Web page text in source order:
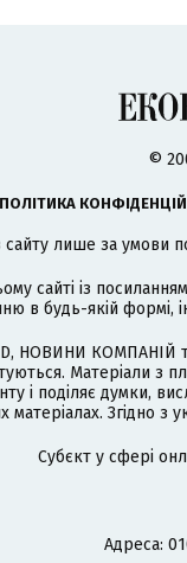
©
ПОЛІТИКА
сайту лише за умови
сайті із
в будь-якій формі,
НОВИНИ КОМПАНІЙ
і поділяє думки,
Згідно з
Cубєкт у сфері
Адреса: